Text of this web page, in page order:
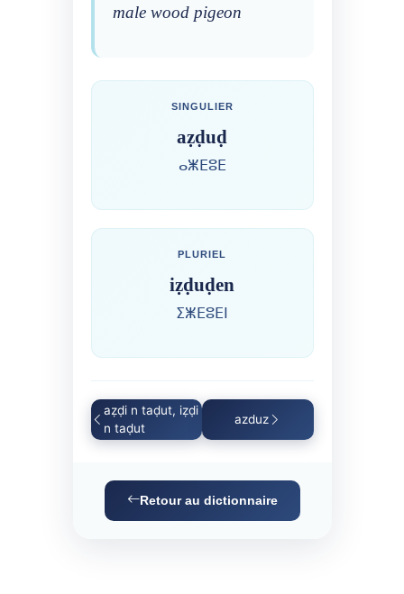
male wood pigeon
SINGULIER
aẓḍuḍ
ⴰⵥⴹⵓⴹ
PLURIEL
iẓḍuḍen
ⵉⵥⴹⵓⴹⵏ
aẓḍi n taḍut, iẓḍi
n taḍut
azduz
Retour au dictionnaire